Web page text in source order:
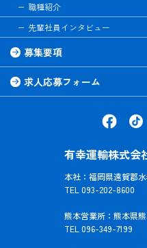
職種紹介
先輩社員インタビュー
募集要項
求人応募フォーム
有幸運輸株式会
本社：福岡県遠賀郡
TEL 093-202-8600
熊本営業所：熊本県
TEL 096-349-7199